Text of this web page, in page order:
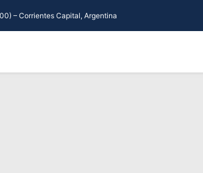
– Corrientes Capital, Argentina